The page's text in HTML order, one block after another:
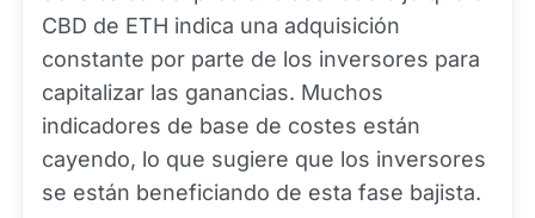
CBD de ETH indica una adquisición
constante por parte de los inversores para
capitalizar las ganancias. Muchos
indicadores de base de costes están
cayendo, lo que sugiere que los inversores
se están beneficiando de esta fase bajista.